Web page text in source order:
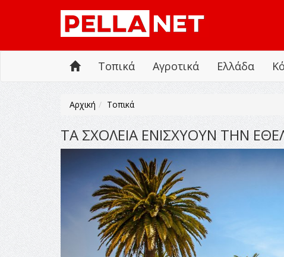
Τοπικά Αγροτικά Ελλάδα
Αρχική Τοπικά
ΤΑ ΣΧΟΛΕΙΑ ΕΝΙΣΧΥΟΥΝ ΤΗΝ